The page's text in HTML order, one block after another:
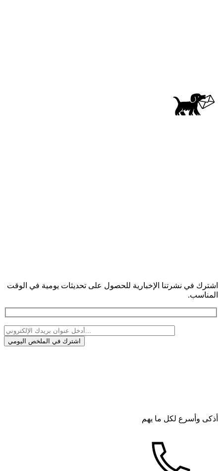
اشترك في نشرتنا الإخبارية للحصول على تحديثات يومية في الوقت
المناسب.
أذكى وأسرع لكل ما يهم